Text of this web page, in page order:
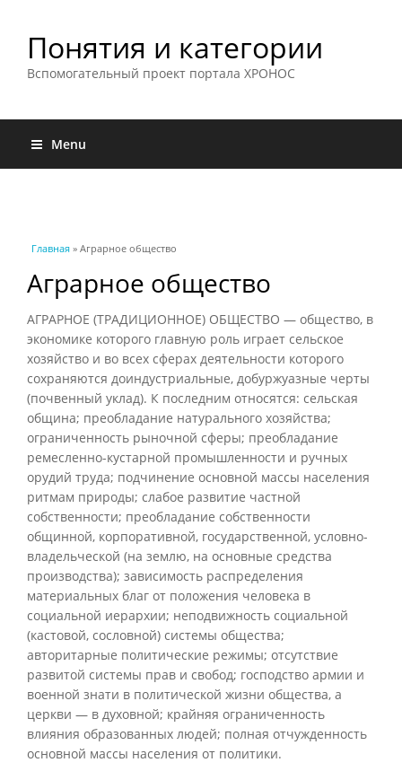
Понятия и категории
Вспомогательный проект портала ХРОНОС
Menu
Вы здесь
Главная » Аграрное общество
Аграрное общество
АГРАРНОЕ (ТРАДИЦИОННОЕ) ОБЩЕСТВО — общество, в
экономике которого главную роль играет сельское
хозяйство и во всех сферах деятельности которого
сохраняются доиндустриальные, добуржуазные черты
(почвенный уклад). К последним относятся: сельская
община; преобладание натурального хозяйства;
ограниченность рыночной сферы; преобладание
ремесленно-кустарной промышленности и ручных
орудий труда; подчинение основной массы населения
ритмам природы; слабое развитие частной
собственности; преобладание собственности
общинной, корпоративной, государственной, условно-
владельческой (на землю, на основные средства
производства); зависимость распределения
материальных благ от положения человека в
социальной иерархии; неподвижность социальной
(кастовой, сословной) системы общества;
авторитарные политические режимы; отсутствие
развитой системы прав и свобод; господство армии и
военной знати в политической жизни общества, а
церкви — в духовной; крайняя ограниченность
влияния образованных людей; полная отчужденность
основной массы населения от политики.